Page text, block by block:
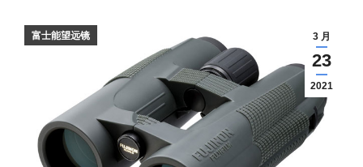
3 月
23
2021
富士能望远镜